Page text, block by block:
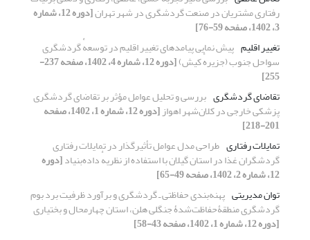
رفتاری مشتریان در صنعت گردشگری در شهر تهران [دوره 12، شماره
3، 1402، صفحه 59-76]
تغییر اقلیم پیش نمایی پیامدهای تغییر اقلیم در توسعهٔ گردشگری
سواحل جنوب (جزیرهٔ کیش) [دوره 12، شماره 4، 1402، صفحه 237-
255]
تقاضای گردشگری بررسی و تحلیل عوامل مؤثر بر تقاضای گردشگری
پزشکی خارجی در کلان‌شهر اهواز [دوره 12، شماره 1، 1402، صفحه
201-218]
تمایلات ‌رفتاری طراحی مدل عوامل تأثیرگذار در تمایلات رفتاری
گردشگران غذا در استان گیلان با استفاده از نظریهٔ داده‌بنیاد[دوره
12، شماره 2، 1402، صفحه 49-65]
توان مدیریتی پهنه‌بندی حفاظتی ـ گردشگری و برآورد ظرفیت برد بوم
گردشگری منطقۀحفاظت‌شدۀ جنگلی هلن، استان چهارمحال و بختیاری
[دوره 12، شماره 1، 1402، صفحه 43-58]